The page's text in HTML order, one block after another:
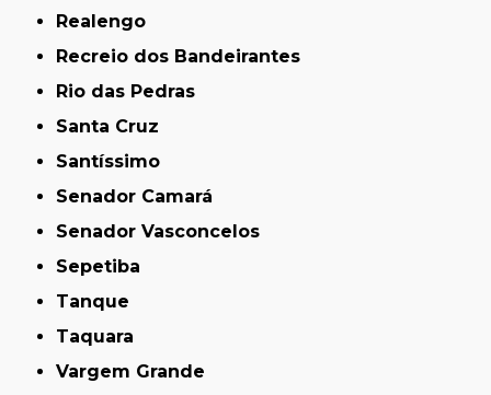
Realengo
Recreio dos Bandeirantes
Rio das Pedras
Santa Cruz
Santíssimo
Senador Camará
Senador Vasconcelos
Sepetiba
Tanque
Taquara
Vargem Grande